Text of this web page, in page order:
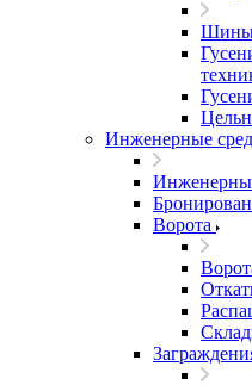
Шины
Инженерные
Ворота